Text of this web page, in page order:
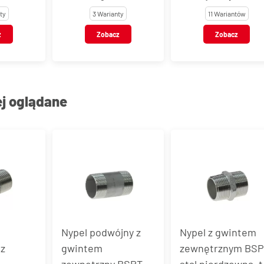
stal
zewnętrznym, stal
nierdzewna AISI
303 / 301
3 Warianty
Zobacz
stal nierdzewna,
VT123
11 Wariantów
Zobacz
oglądane
Nypel podwójny z
gwintem
Nypel z gwintem
zewnętrznym